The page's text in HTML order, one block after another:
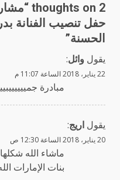
2 thoughts on “
حفل تنصيب الفنانة
الحسنة”
يقول وائل:
22 يناير، 2018 الساعة 11:07 م
مبادرة
يقول اريج:
20 يناير، 2018 الساعة 12:30 ص
ماشاء الله
بنات الإمارات